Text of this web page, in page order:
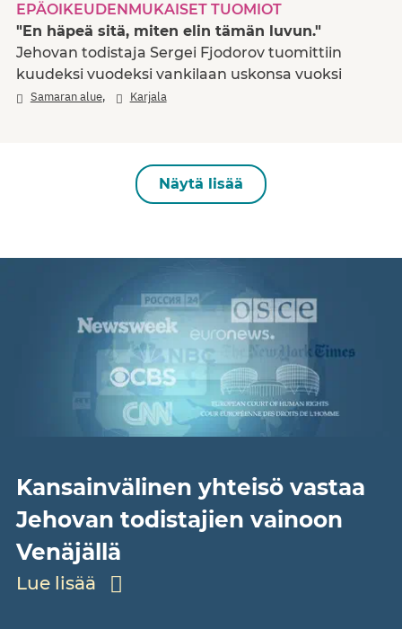
EPÄOIKEUDENMUKAISET TUOMIOT
"En häpeä sitä, miten elin tämän luvun."
Jehovan todistaja Sergei Fjodorov tuomittiin
kuudeksi vuodeksi vankilaan uskonsa vuoksi
Samaran alue, Karjala
Näytä lisää
Kansainvälinen yhteisö vastaa
Jehovan todistajien vainoon
Venäjällä
Lue lisää